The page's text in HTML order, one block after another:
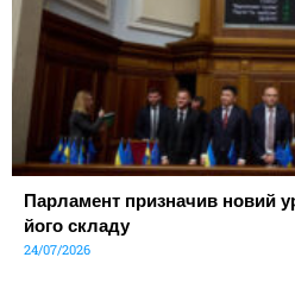
Парламент призначив новий
його складу
24/07/2026